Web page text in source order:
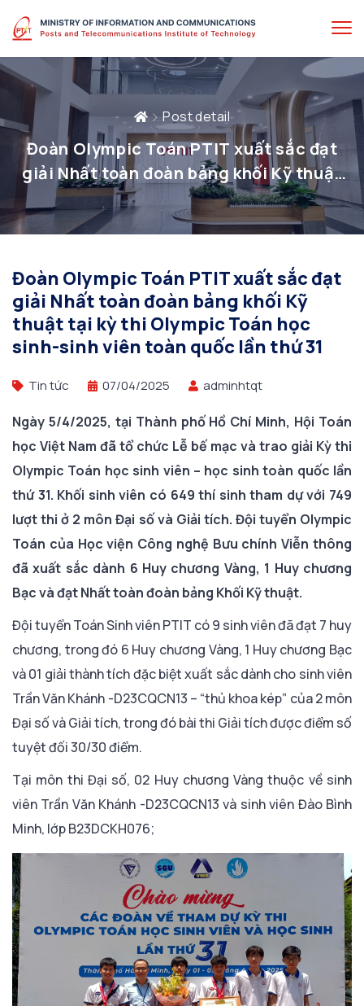
Post detail
Đoàn Olympic Toán PTIT xuất sắc đạt
giải Nhất toàn đoàn bảng khối Kỹ thuật
tại kỳ thi Olympic Toán học sinh-sinh
viên toàn quốc lần thứ 31
Đoàn Olympic Toán PTIT xuất sắc đạt
giải Nhất toàn đoàn bảng khối Kỹ
thuật tại kỳ thi Olympic Toán học
sinh-sinh viên toàn quốc lần thứ 31
Tin tức 07/04/2025 adminhtqt
Ngày 5/4/2025, tại Thành phố Hồ Chí Minh, Hội Toán
học Việt Nam đã tổ chức Lễ bế mạc và trao giải Kỳ thi
Olympic Toán học sinh viên – học sinh toàn quốc lần
thứ 31. Khối sinh viên có 649 thí sinh tham dự với 749
lượt thi ở 2 môn Đại số và Giải tích. Đội tuyển Olympic
Toán của Học viện Công nghệ Bưu chính Viễn thông
đã xuất sắc dành 6 Huy chương Vàng, 1 Huy chương
Bạc và đạt Nhất toàn đoàn bảng Khối Kỹ thuật.
Đội tuyển Toán Sinh viên PTIT có 9 sinh viên đã đạt 7 huy
chương, trong đó 6 Huy chương Vàng, 1 Huy chương Bạc
và 01 giải thành tích đặc biệt xuất sắc dành cho sinh viên
Trần Văn Khánh -D23CQCN13 – “thủ khoa kép” của 2 môn
Đại số và Giải tích, trong đó bài thi Giải tích được điểm số
tuyệt đối 30/30 điểm.
Tại môn thi Đại số, 02 Huy chương Vàng thuộc về sinh
viên Trần Văn Khánh -D23CQCN13 và sinh viên Đào Bình
Minh, lớp B23DCKH076;